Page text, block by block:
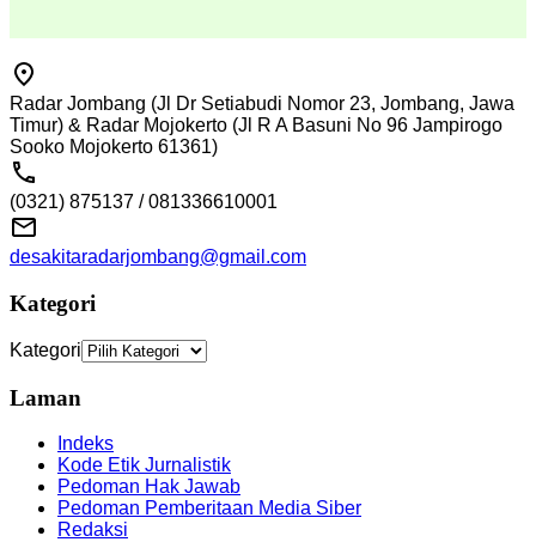
Radar Jombang (Jl Dr Setiabudi Nomor 23, Jombang, Jawa
Timur) & Radar Mojokerto (Jl R A Basuni No 96 Jampirogo
Sooko Mojokerto 61361)
(0321) 875137 / 081336610001
desakitaradarjombang@gmail.com
Kategori
Kategori
Laman
Indeks
Kode Etik Jurnalistik
Pedoman Hak Jawab
Pedoman Pemberitaan Media Siber
Redaksi